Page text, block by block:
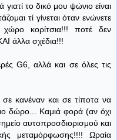
γιατί το δικό μου ψώνιο είναι
τί γίνεται όταν ενώνετε
κορίτσια!!! ποτέ δεν
άλλα σχέδια!!!
G6, αλλά και σε όλες τις
κανέναν και σε τίποτα να
δώρο... Καμιά φορά (αν όχι
αυτοπροσδιορισμού και
μεταμόρφωσης!!!! Ωραία